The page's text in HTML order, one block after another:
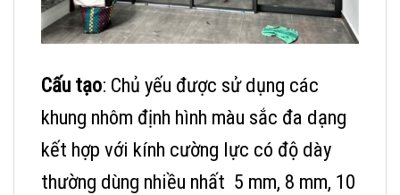
Cấu tạo: Chủ yếu được sử dụng các
khung nhôm định hình màu sắc đa dạng
kết hợp với kính cường lực có độ dày
thường dùng nhiều nhất 5 mm, 8 mm, 10